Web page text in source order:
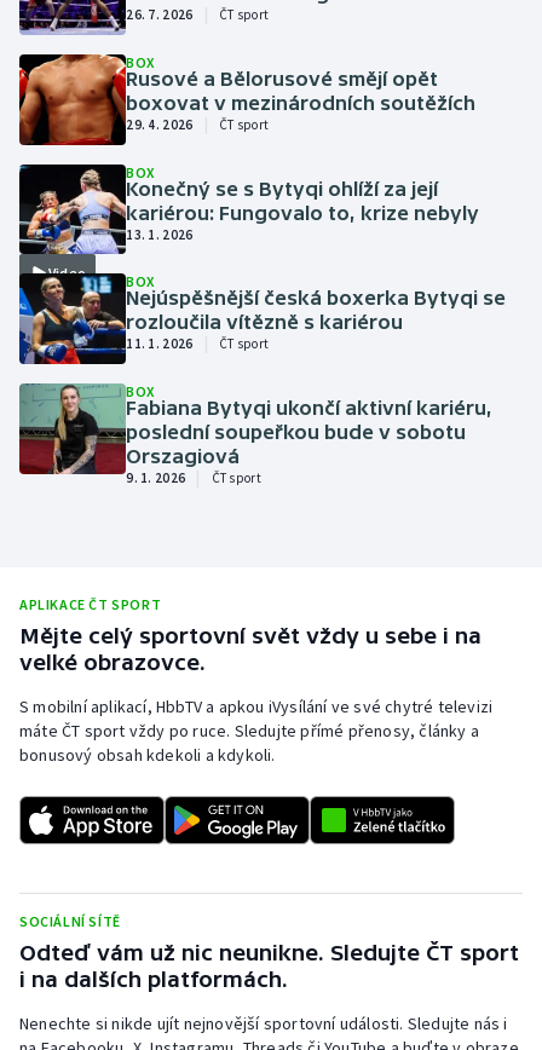
Futsal
Golf
Gymnastika
Házená
Jezdectví
Judo
Krasobruslení
Lezení
Lyže a snowboard
Olympijské hry
Parasport
Plavání
Plážový volejbal
Rychlobruslení
Rychlostní kanoistika
26. 7. 2026 ČT sport
BOX
Rusové a Bělorusové smějí opět
boxovat v mezinárodních soutěžích
29. 4. 2026 ČT sport
Video
BOX
Konečný se s Bytyqi ohlíží za její
kariérou: Fungovalo to, krize nebyly
13. 1. 2026
BOX
Nejúspěšnější česká boxerka Bytyqi se
rozloučila vítězně s kariérou
11. 1. 2026 ČT sport
BOX
Fabiana Bytyqi ukončí aktivní kariéru,
poslední soupeřkou bude v sobotu
Orszagiová
9. 1. 2026 ČT sport
APLIKACE ČT SPORT
Mějte celý sportovní svět vždy u sebe i na
velké obrazovce.
S mobilní aplikací, HbbTV a apkou iVysílání ve své chytré televizi
máte ČT sport vždy po ruce. Sledujte přímé přenosy, články a
bonusový obsah kdekoli a kdykoli.
SOCIÁLNÍ SÍTĚ
Odteď vám už nic neunikne. Sledujte ČT sport
i na dalších platformách.
Nenechte si nikde ujít nejnovější sportovní události. Sledujte nás i